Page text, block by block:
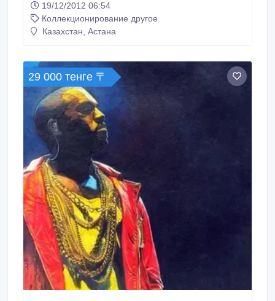
Предварительно высылайте фото..
19/12/2012 06:54
Коллекционирование другое
Казахстан, Астана
29 000 тенге 〒